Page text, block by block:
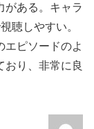
がある。キャラ
聴しやすい。
エピソードのよ
おり、非常に良